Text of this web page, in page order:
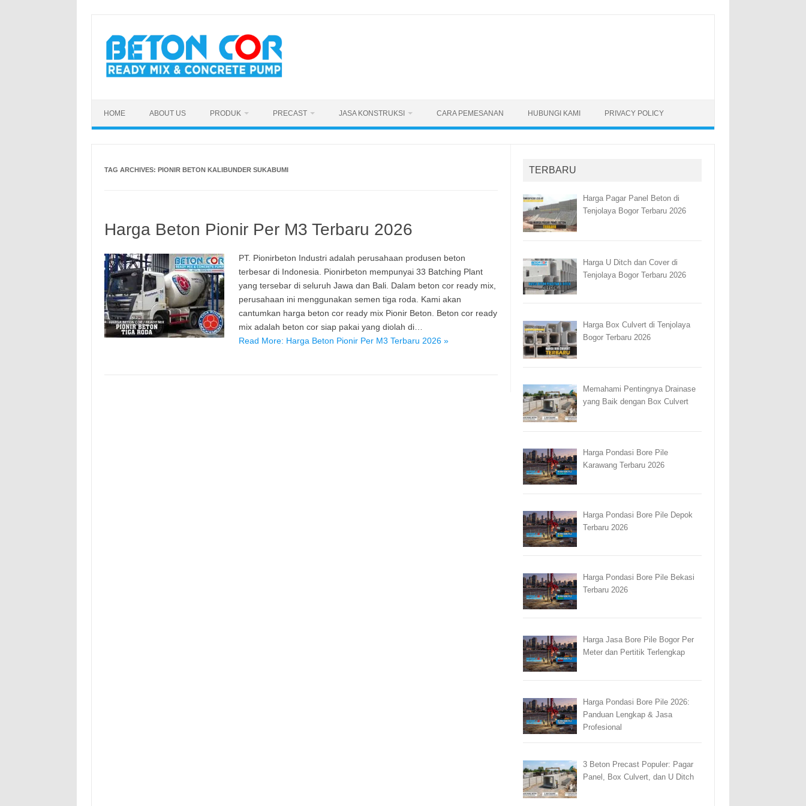
content
HOME ABOUT US PRODUK PRECAST JASA KONSTRUKSI CARA PEMESANAN HUBUNGI KAMI PRIVACY POLICY
TAG ARCHIVES: PIONIR BETON KALIBUNDER SUKABUMI
Harga Beton Pionir Per M3 Terbaru 2026
PT. Pionirbeton Industri adalah perusahaan produsen beton
terbesar di Indonesia. Pionirbeton mempunyai 33 Batching Plant
yang tersebar di seluruh Jawa dan Bali. Dalam beton cor ready mix,
perusahaan ini menggunakan semen tiga roda. Kami akan
cantumkan harga beton cor ready mix Pionir Beton. Beton cor ready
mix adalah beton cor siap pakai yang diolah di…
Read More: Harga Beton Pionir Per M3 Terbaru 2026 »
TERBARU
Harga Pagar Panel Beton di
Tenjolaya Bogor Terbaru 2026
Harga U Ditch dan Cover di
Tenjolaya Bogor Terbaru 2026
Harga Box Culvert di Tenjolaya
Bogor Terbaru 2026
Memahami Pentingnya Drainase
yang Baik dengan Box Culvert
Harga Pondasi Bore Pile
Karawang Terbaru 2026
Harga Pondasi Bore Pile Depok
Terbaru 2026
Harga Pondasi Bore Pile Bekasi
Terbaru 2026
Harga Jasa Bore Pile Bogor Per
Meter dan Pertitik Terlengkap
Harga Pondasi Bore Pile 2026:
Panduan Lengkap & Jasa
Profesional
3 Beton Precast Populer: Pagar
Panel, Box Culvert, dan U Ditch